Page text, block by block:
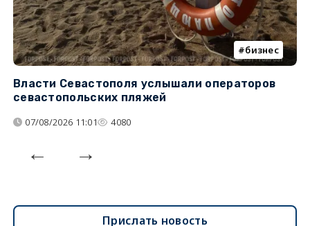
бизнес
Власти Севастополя услышали операторов
севастопольских пляжей
07/08/2026 11:01 4080
Прислать новость